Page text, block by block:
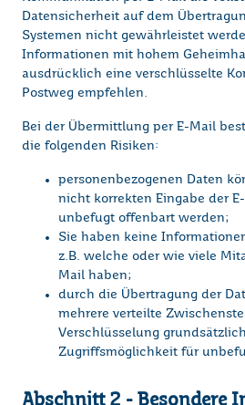
Datensicherheit auf dem
Systemen nicht gewährleistet
Informationen mit hohem
ausdrücklich eine verschlüsselte
Postweg empfehlen.
Bei der Übermittlung per E-Mail
die folgenden Risiken:
personenbezogenen Daten
nicht korrekten Eingabe der
unbefugt offenbart werden;
Sie haben keine
z.B. welche oder wie viele
Mail haben;
durch die Übertragung der
mehrere verteilte
Verschlüsselung
Zugriffsmöglichkeit für
Abschnitt 2 - Besondere